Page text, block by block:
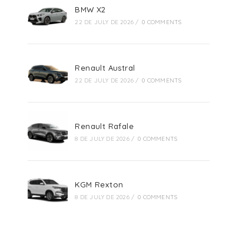
BMW X2
22 DE JULY DE 2026 / 0 COMMENTS
Renault Austral
22 DE JULY DE 2026 / 0 COMMENTS
Renault Rafale
8 DE JULY DE 2026 / 0 COMMENTS
KGM Rexton
8 DE JULY DE 2026 / 0 COMMENTS